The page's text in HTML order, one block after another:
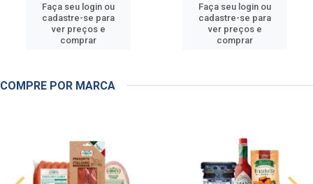
Faça seu login ou
cadastre-se para
ver preços e
comprar
Faça seu login ou
cadastre-se para
ver preços e
comprar
COMPRE POR MARCA